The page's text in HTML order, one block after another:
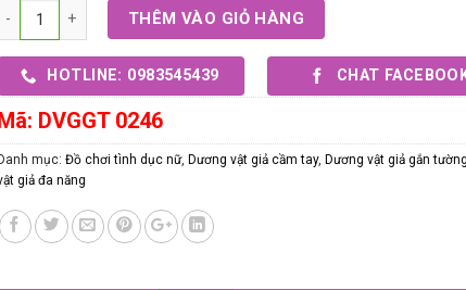
Số lượng THÊM VÀO GIỎ HÀNG
HOTLINE: 0983545439 CHAT
Mã: DVGGT 0246
Danh mục:Đồ chơi tình dục nữ, Dương vật giả cầm tay, Dương vật giả gắn
giả đa năng